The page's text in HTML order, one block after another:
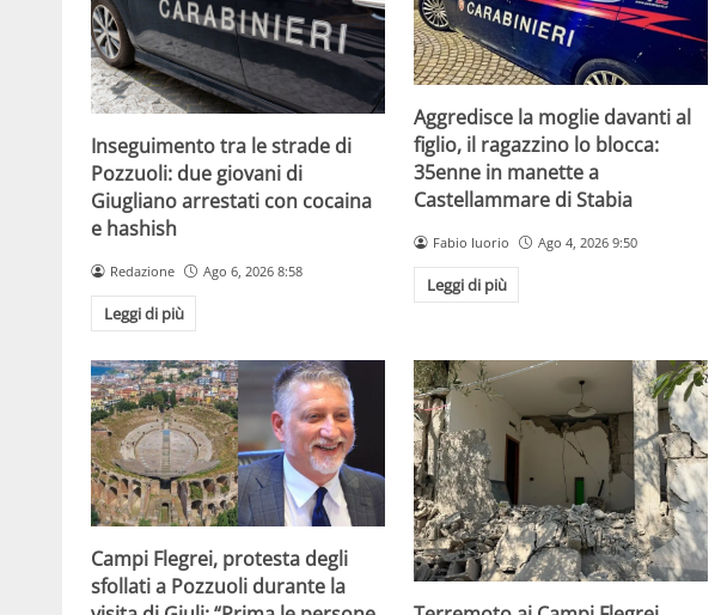
Inseguimento tra le strade di
Pozzuoli: due giovani di
Giugliano arrestati con cocaina
e hashish
Redazione Ago 6, 2026 8:58
Leggi di più
Aggredisce la moglie davanti al
figlio, il ragazzino lo blocca:
35enne in manette a
Castellammare di Stabia
Fabio Iuorio Ago 4, 2026 9:50
Leggi di più
Campi Flegrei, protesta degli
sfollati a Pozzuoli durante la